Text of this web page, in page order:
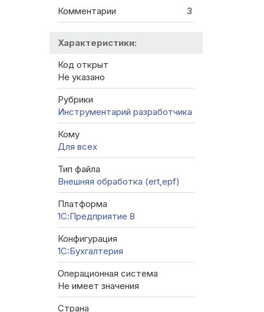
Комментарии 3
Характеристики:
Код открыт
Не указано
Рубрики
Инструментарий разработчика
Кому
Для всех
Тип файла
Внешняя обработка (ert,epf)
Платформа
1С:Предприятие 8
Конфигурация
1C:Бухгалтерия
Операционная система
Не имеет значения
Страна